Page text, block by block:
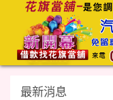
最新消息